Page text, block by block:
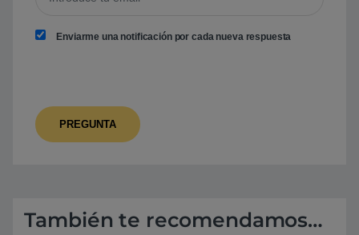
Enviarme una notificación por cada nueva respuesta
También te recomendamos…